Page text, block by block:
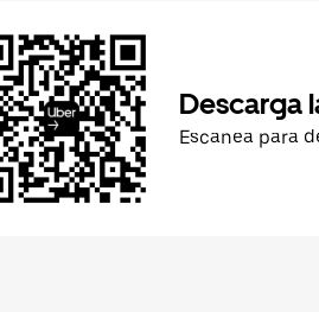
Descarga
Escanea para